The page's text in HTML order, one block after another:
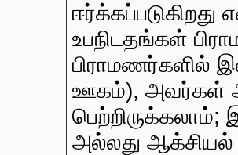
உபநிடதங்கள்
பிராமணர்களில்
ஊகம்), அவர்கள்
பெற்றிருக்கலாம்;
அல்லது ஆக்சியல்